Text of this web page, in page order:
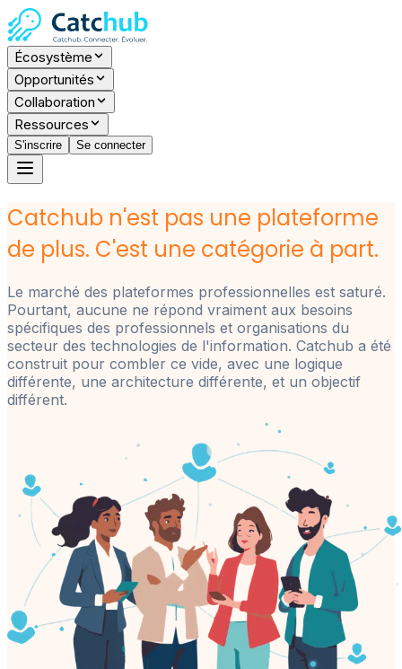
Écosystème
Opportunités
Collaboration
Ressources
S'inscrire Se connecter
Catchub n'est pas une plateforme
de plus. C'est une catégorie à part.
Le marché des plateformes professionnelles est saturé.
Pourtant, aucune ne répond vraiment aux besoins
spécifiques des professionnels et organisations du
secteur des technologies de l'information. Catchub a été
construit pour combler ce vide, avec une logique
différente, une architecture différente, et un objectif
différent.